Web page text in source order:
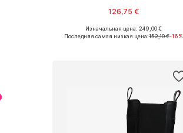
126,75 €
Доступные размеры: 36, 37, 38, 39, 41
Изначальная цена: 249,00 €
Последняя самая низкая цена:152,10 €-16%